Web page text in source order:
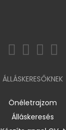
ÁLLÁSKERESŐKNEK
Önéletrajzom
Álláskeresés